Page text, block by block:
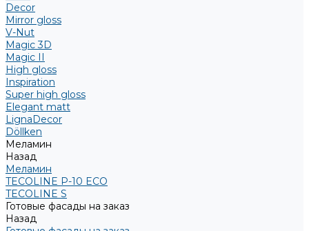
Decor
Mirror gloss
V-Nut
Magic 3D
Magic II
High gloss
Inspiration
Super high gloss
Elegant matt
LignaDecor
Döllken
Меламин
Назад
Меламин
TECOLINE P-10 ECO
TECOLINE S
Готовые фасады на заказ
Назад